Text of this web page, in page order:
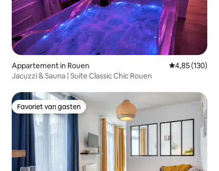
Appartement in Rouen Gemiddelde
4,85 (130)
Jacuzzi & Sauna | Suite Classic Chic Rouen
Favoriet van gasten
Favoriet van gasten